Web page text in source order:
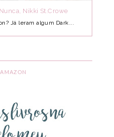
Nikki St.Crowe
Já leram algum Dark...